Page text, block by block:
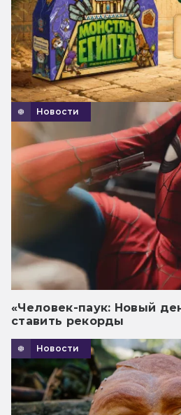
Новости
«Человек-паук: Новый
ставить рекорды
Новости